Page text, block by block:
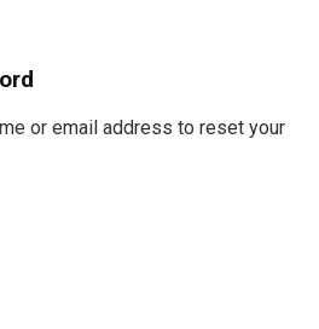
or email address to reset your